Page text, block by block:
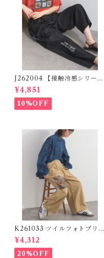
J262004 【接触冷感シリー
ズ】 ツイルワーク風ロゴパン
ツ / Cool Touch Twill Work
Logo Pants (残りわずか)
¥4,851
10%OFF
K261033 ツイルフォトプリン
トイージーテーパードパンツ /
Twill Photo Print Easy Tap
ered Pants
¥4,312
20%OFF